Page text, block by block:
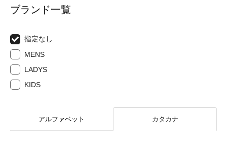
ブランド一覧
指定なし
MENS
LADYS
KIDS
アルファベット カタカナ